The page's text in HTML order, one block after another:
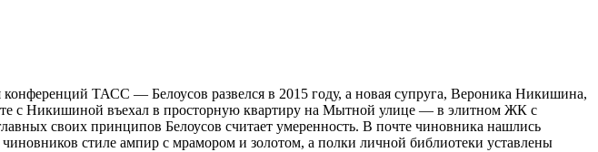
ТАСС — Белоусов развелся в 2015 году, а новая супруга, Вероника Никишина,
с Никишиной въехал в просторную квартиру на Мытной улице — в элитном ЖК с
своих принципов Белоусов считает умеренность. В почте чиновника нашлись
стиле ампир с мрамором и золотом, а полки личной библиотеки уставлены